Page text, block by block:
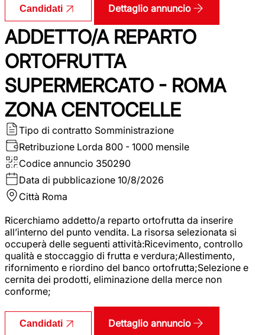
Candidati Dettaglio annuncio
ADDETTO/A REPARTO
ORTOFRUTTA
SUPERMERCATO - ROMA
ZONA CENTOCELLE
Tipo di contratto Somministrazione
Retribuzione Lorda 800 - 1000 mensile
Codice annuncio 350290
Data di pubblicazione 10/8/2026
Città Roma
Ricerchiamo addetto/a reparto ortofrutta da inserire
all’interno del punto vendita. La risorsa selezionata si
occuperà delle seguenti attività:Ricevimento, controllo
qualità e stoccaggio di frutta e verdura;Allestimento,
rifornimento e riordino del banco ortofrutta;Selezione e
cernita dei prodotti, eliminazione della merce non
conforme;
Candidati Dettaglio annuncio